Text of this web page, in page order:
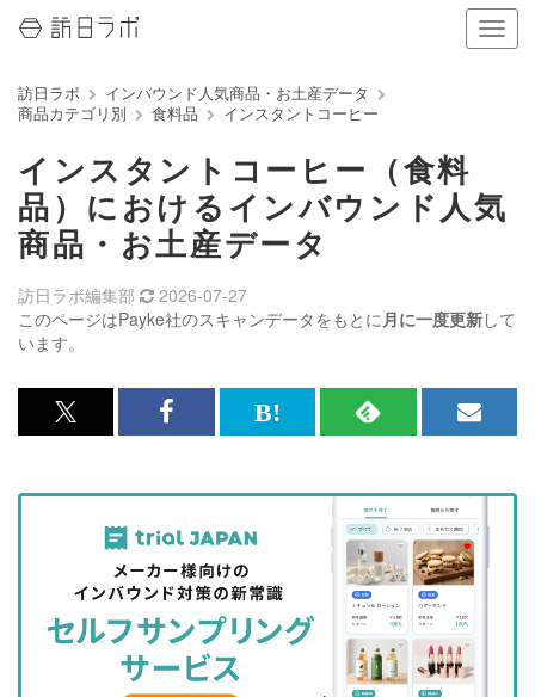
ナ
ビ
の
表
り
る
訪日ラボ
インバウンド人気商品・お土産データ
商品カテゴリ別
食料品 インスタントコーヒー
インスタントコーヒー（食料
品）におけるインバウンド人気
商品・お土産データ
このページはPayke社のスキャンデータをもとに月に一度更新して
います。
訪日ラボ編集部 2026-07-27
x<br>
記
を
シ
ェ
Facebook<br>
記
事
を
シ
ェ
ア
は
な
ッ
ク
マ
RSS
記
事
を
購
読
す
メ
マ
ガ
登
録
す
る